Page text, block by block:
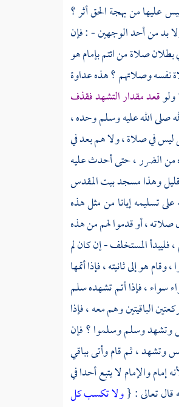
عليها من بهجة الحق أثر ؟
بد من أحد الوجهين - : فإن
صلاة من ائتم بإمام هو
نفسه وصلاتهم ؟ هذه عداوة
قعد مقدار التشهد فقذف
صلى الله عليه وسلم وحده ،
ليس في صلاة ، ولا هم بعد في
من الضرر ، حتى أحدث عليه
وهذامسجد بيت المقدس
تسليمه إيانا من مثل هذه
، أو قدموا لهم من هذه
المستخلف - إن كان لم
هو إلى ثانيته ، فإذا أتمها
سواء ، فإذا أتم تشهده سلم
الباقيتين وهم معه ، فإذا
وتشهد وسلم وسلموا ؟ فإن
، ثم قام وأتى بباقي
والإمام لا يتبع أحدا في
قال تعالى : {ولا تكسب كل